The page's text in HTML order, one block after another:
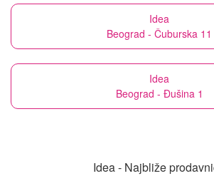
Idea
Beograd - Čuburska 11
Idea
Beograd - Đušina 1
Idea - Najbliže